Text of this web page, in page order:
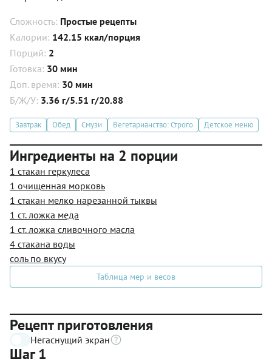
Сложность: Простые рецепты
Калории: 142.15 ккал/порция
Порций: 2
Готовка: 30 мин
Доп. время: 30 мин
Б/Ж/У: 3.36 г/5.51 г/20.88
Завтрак Обед Смузи Вегетарианство: Строго Детское меню
Ингредиенты на 2 порции
1 стакан геркулеса
1 очищенная морковь
1 стакан мелко нарезанной тыквы
1 ст. ложка меда
1 ст. ложка сливочного масла
4 стакана воды
соль по вкусу
Таблица мер и весов
Рецепт приготовления
Негаснущий экран
Шаг 1